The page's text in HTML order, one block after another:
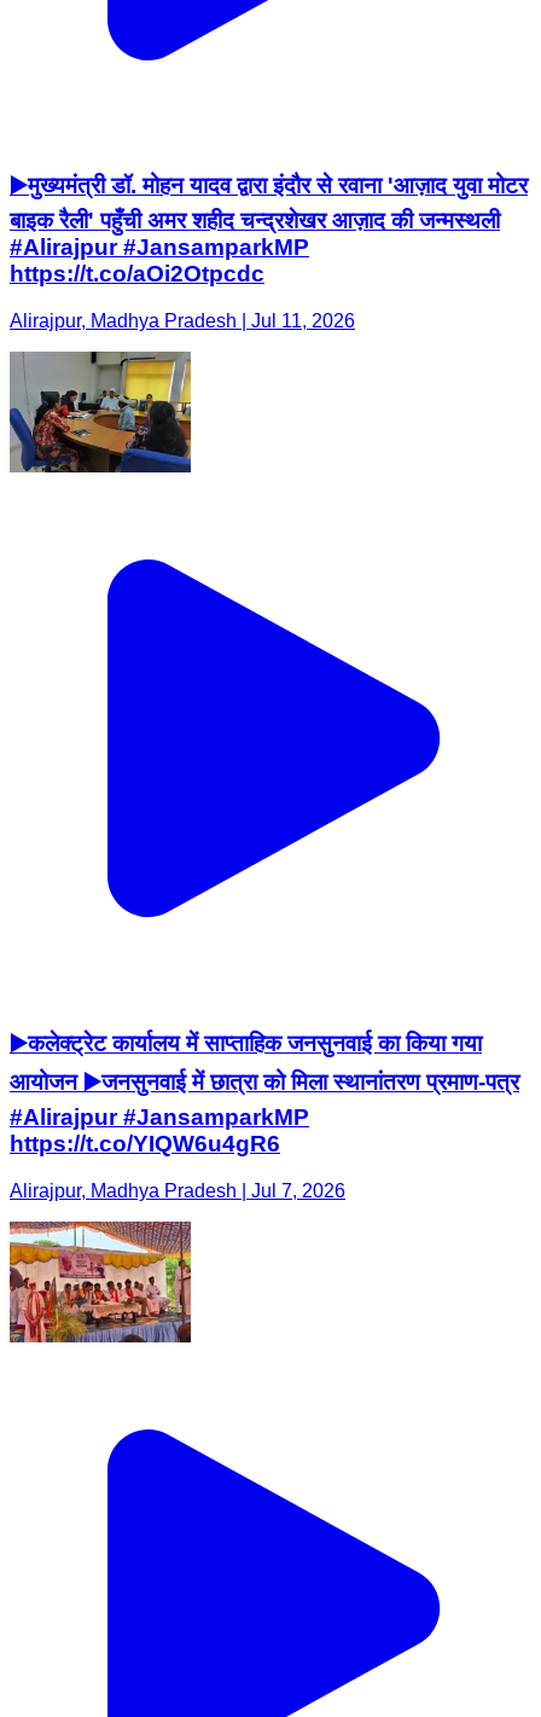
▶️मुख्यमंत्री डॉ. मोहन यादव द्वारा इंदौर से रवाना 'आज़ाद युवा मोटर
बाइक रैली' पहुँची अमर शहीद चन्द्रशेखर आज़ाद की जन्मस्थली
#Alirajpur #JansamparkMP
https://t.co/aOi2Otpcdc
Alirajpur, Madhya Pradesh | Jul 11, 2026
▶️कलेक्ट्रेट कार्यालय में साप्ताहिक जनसुनवाई का किया गया
आयोजन ▶️जनसुनवाई में छात्रा को मिला स्थानांतरण प्रमाण-पत्र
#Alirajpur #JansamparkMP
https://t.co/YIQW6u4gR6
Alirajpur, Madhya Pradesh | Jul 7, 2026